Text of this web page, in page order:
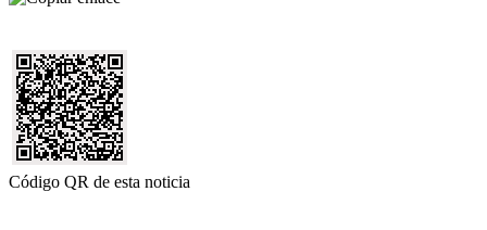
Código QR de esta noticia